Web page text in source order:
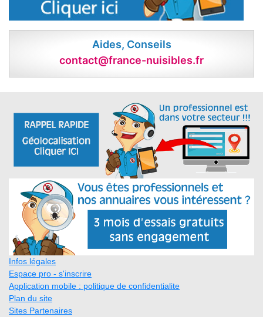
Aides, Conseils
contact@france-nuisibles.fr
Infos légales
Espace pro - s'inscrire
Application mobile : politique de confidentialite
Plan du site
Sites Partenaires